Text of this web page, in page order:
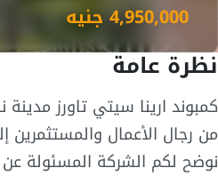
4,950,000 جنيه
نظرة عامة
كمبوند ارينا سيتي تاورز
من رجال الأعمال
نوضح لكم الشركة المسئولة